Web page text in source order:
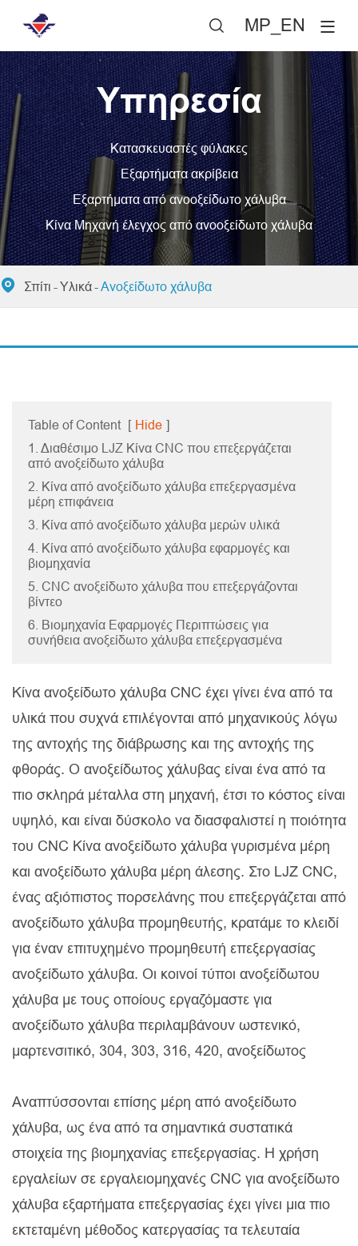
 MP_EN
Υπηρεσία
Κατασκευαστές φύλακες
Εξαρτήματα ακρίβεια
Εξαρτήματα από ανοοξείδωτο χάλυβα
Κίνα Μηχανή έλεγχος από ανοοξείδωτο χάλυβα
 Σπίτι Υλικά Ανοξείδωτο χάλυβα
Table of Content [ Hide ]
1. Διαθέσιμο LJZ Κίνα CNC που επεξεργάζεται
από ανοξείδωτο χάλυβα
2. Κίνα από ανοξείδωτο χάλυβα επεξεργασμένα
μέρη επιφάνεια
3. Κίνα από ανοξείδωτο χάλυβα μερών υλικά
4. Κίνα από ανοξείδωτο χάλυβα εφαρμογές και
βιομηχανία
5. CNC ανοξείδωτο χάλυβα που επεξεργάζονται
βίντεο
6. Βιομηχανία Εφαρμογές Περιπτώσεις για
συνήθεια ανοξείδωτο χάλυβα επεξεργασμένα
Κίνα ανοξείδωτο χάλυβα CNC έχει γίνει ένα από τα
υλικά που συχνά επιλέγονται από μηχανικούς λόγω
της αντοχής της διάβρωσης και της αντοχής της
φθοράς. Ο ανοξείδωτος χάλυβας είναι ένα από τα
πιο σκληρά μέταλλα στη μηχανή, έτσι το κόστος είναι
υψηλό, και είναι δύσκολο να διασφαλιστεί η ποιότητα
του CNC Κίνα ανοξείδωτο χάλυβα γυρισμένα μέρη
και ανοξείδωτο χάλυβα μέρη άλεσης. Στο LJZ CNC,
ένας αξιόπιστος πορσελάνης που επεξεργάζεται από
ανοξείδωτο χάλυβα προμηθευτής, κρατάμε το κλειδί
για έναν επιτυχημένο προμηθευτή επεξεργασίας
ανοξείδωτο χάλυβα. Οι κοινοί τύποι ανοξείδωτου
χάλυβα με τους οποίους εργαζόμαστε για
ανοξείδωτο χάλυβα περιλαμβάνουν ωστενικό,
μαρτενσιτικό, 304, 303, 316, 420, ανοξείδωτος
Αναπτύσσονται επίσης μέρη από ανοξείδωτο
χάλυβα, ως ένα από τα σημαντικά συστατικά
στοιχεία της βιομηχανίας επεξεργασίας. Η χρήση
εργαλείων σε εργαλειομηχανές CNC για ανοξείδωτο
χάλυβα εξαρτήματα επεξεργασίας έχει γίνει μια πιο
εκτεταμένη μέθοδος κατεργασίας τα τελευταία